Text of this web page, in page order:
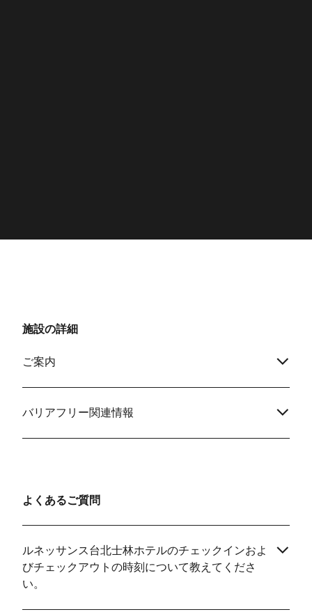
施設の詳細
ご案内
バリアフリー関連情報
よくあるご質問
ルネッサンス台北士林ホテルのチェックインおよ
びチェックアウトの時刻について教えてくださ
い。